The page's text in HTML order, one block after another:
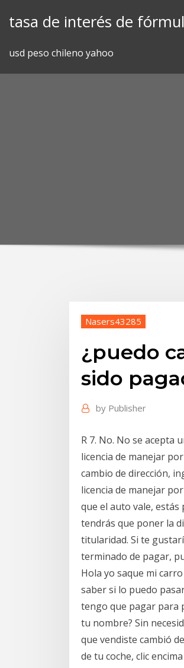
tasa de interés de
usd peso chileno yahoo
Nasers43285
¿puedo
sido
by Publisher
R 7. No. No se acepta
licencia de manejar
cambio de dirección,
licencia de manejar
que el auto vale, estás
tendrás que poner la
titularidad. Si te
terminado de pagar,
Hola yo saque mi
saber si lo puedo
tengo que pagar para
tu nombre? Sin
que vendiste cambió
de tu coche, clic